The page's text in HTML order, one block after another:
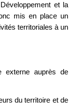
et la
mis en place un
territoriales à un
externe auprès de
du territoire et de